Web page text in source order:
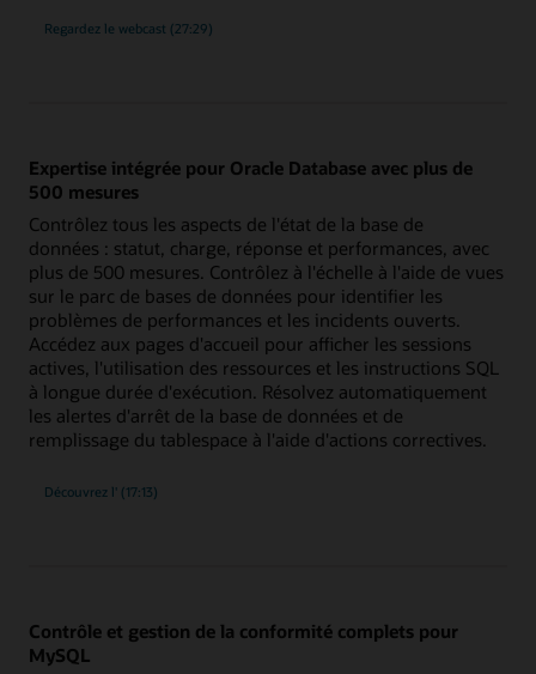
Regardez le webcast
complet
(27:29)
Expertise intégrée pour Oracle Database avec plus de
500 mesures
Contrôlez tous les aspects de l'état de la base de
données : statut, charge, réponse et performances, avec
plus de 500 mesures. Contrôlez à l'échelle à l'aide de vues
sur le parc de bases de données pour identifier les
problèmes de performances et les incidents ouverts.
Accédez aux pages d'accueil pour afficher les sessions
actives, l'utilisation des ressources et les instructions SQL
à longue durée d'exécution. Résolvez automatiquement
les alertes d'arrêt de la base de données et de
remplissage du tablespace à l'aide d'actions correctives.
Découvrez l'
intégrée
(17:13)
Contrôle et gestion de la conformité complets pour
MySQL